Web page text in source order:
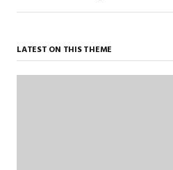
LATEST ON THIS THEME